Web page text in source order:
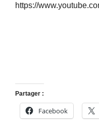
https://
Partager :
Facebook